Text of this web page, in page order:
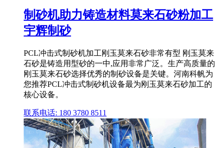
制砂机助力铸造材料莫来石砂粉加工
宇辉制砂
PCL冲击式制砂机加工刚玉莫来石砂非常有型 刚玉莫来
石砂是铸造用型砂的一中,应用非常广泛。生产高质量的
刚玉莫来石砂选择优秀的制砂设备是关键。河南科帆为
您推荐PCL冲击式制砂机设备最为刚玉莫来石砂加工的
核心设备。
联系电话: 180 3780 8511